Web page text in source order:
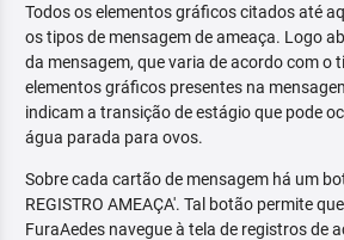
Todos os elementos gráficos citados até
os tipos de mensagem de ameaça. Logo
da mensagem, que varia de acordo com o
elementos gráficos presentes na
indicam a transição de estágio que pode
água parada para ovos.
Sobre cada cartão de mensagem há um
REGISTRO AMEAÇA'. Tal botão permite
FuraAedes navegue à tela de registros de